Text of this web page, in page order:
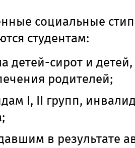
социальные
студентам:
детей-сирот и
родителей;
I, II групп,
в результате